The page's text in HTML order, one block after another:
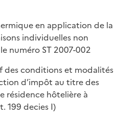
en application de la
individuelles non
numéro ST 2007-002
des conditions et modalités
d’impôt au titre des
résidence hôtelière à
199 decies I)